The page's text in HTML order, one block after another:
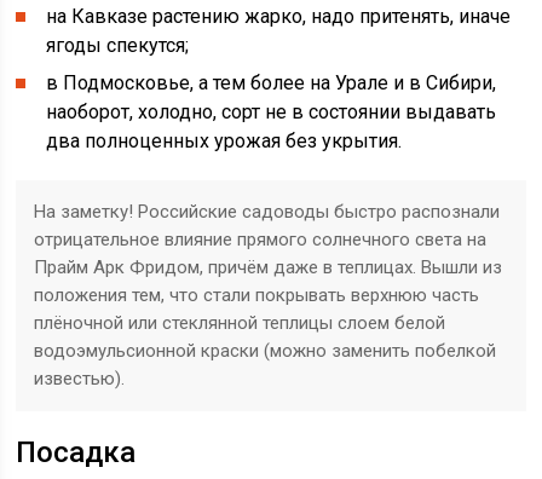
на Кавказе растению жарко, надо притенять, иначе
ягоды спекутся;
в Подмосковье, а тем более на Урале и в Сибири,
наоборот, холодно, сорт не в состоянии выдавать
два полноценных урожая без укрытия.
На заметку! Российские садоводы быстро распознали
отрицательное влияние прямого солнечного света на
Прайм Арк Фридом, причём даже в теплицах. Вышли из
положения тем, что стали покрывать верхнюю часть
плёночной или стеклянной теплицы слоем белой
водоэмульсионной краски (можно заменить побелкой
известью).
Посадка